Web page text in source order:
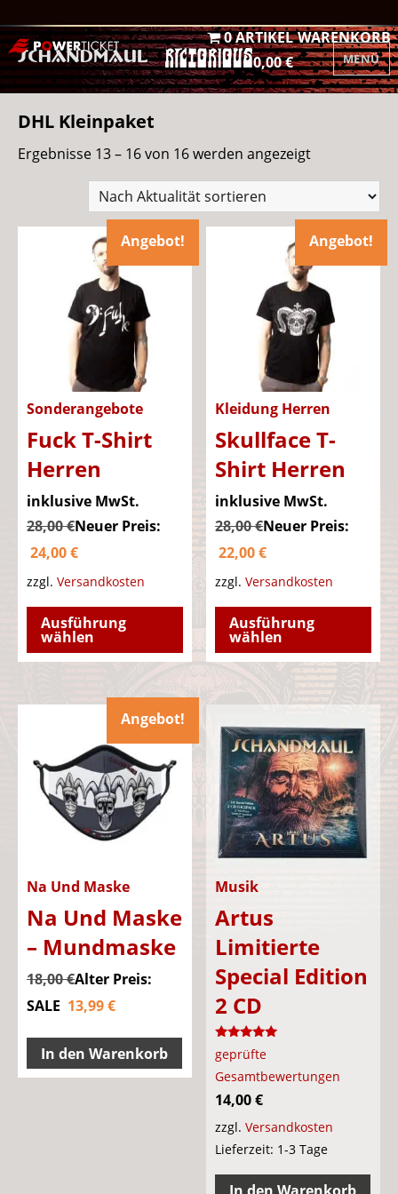
WARENKORB
0 ARTIKEL
0,00 €
MENÜ
DHL Kleinpaket
Ergebnisse 13 – 16 von 16 werden angezeigtNach
Aktualität
Angebot!
Sonderangebote
Fuck T-Shirt
Herren
inklusive MwSt.
28,00€
Ursprünglicher
Preis
28,00 €
Neuer Preis:
24,00€
Preis
24,00 €.
zzgl. Versandkosten
Ausführung
wählen
Dieses
Produkt
weist
Varianten
auf.
Optionen
können
Produktseite
werden
Angebot!
Kleidung Herren
Skullface T-
Shirt Herren
inklusive MwSt.
28,00€
Preis
28,00 €
Neuer Preis:
22,00€
Preis
22,00 €.
zzgl.Versandkosten
Ausführung
wählen
Angebot!
Na Und Maske
Na Und Maske
– Mundmaske
Alter Preis:
18,00€
Ursprünglicher
18,00 €
SALE 13,99€
ist:
13,99 €.
In den Warenkorb
Musik
Artus
Limitierte
Special Edition
2 CD
Bewertet
mit
5.00
von 5
geprüfte
Gesamtbewertungen
14,00€
zzgl.Versandkosten
Lieferzeit: 1-3 Tage